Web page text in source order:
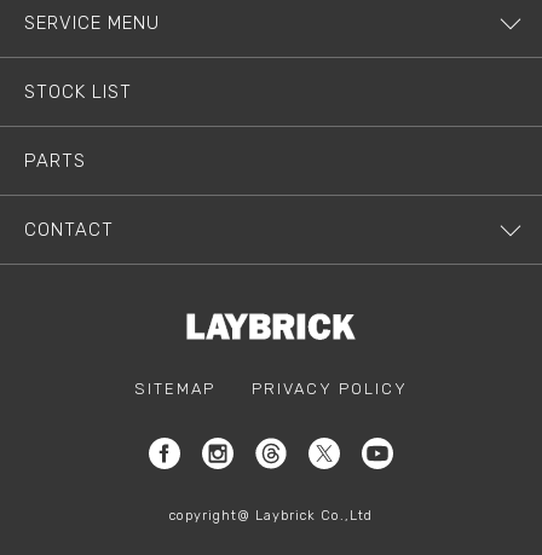
SERVICE MENU
STOCK LIST
PARTS
CONTACT
SITEMAP PRIVACY POLICY
copyright@ Laybrick Co.,Ltd